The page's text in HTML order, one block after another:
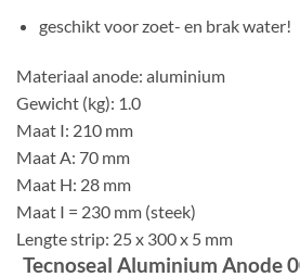
geschikt voor zoet- en brak water!
Materiaal anode: aluminium
Gewicht (kg): 1.0
Maat I: 210 mm
Maat A: 70 mm
Maat H: 28 mm
Maat I = 230 mm (steek)
Lengte strip: 25 x 300 x 5 mm
Tecnoseal Aluminium Anode